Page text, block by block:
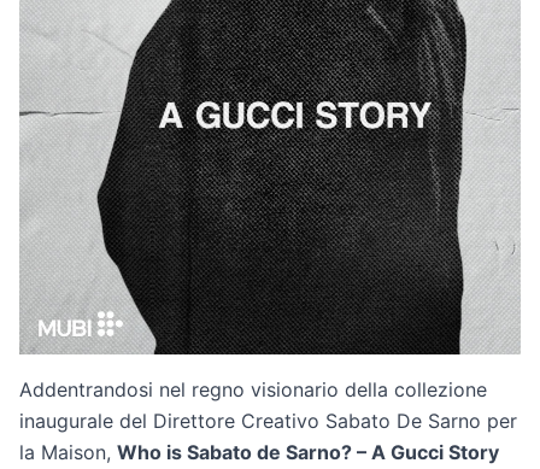
Addentrandosi nel regno visionario della collezione
inaugurale del Direttore Creativo Sabato De Sarno per
la Maison, Who is Sabato de Sarno? – A Gucci Story